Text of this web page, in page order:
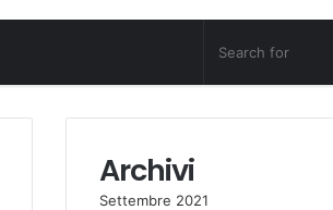
Archivi
Settembre 2021